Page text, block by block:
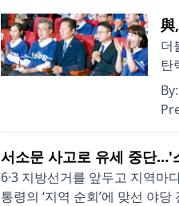
與
더
탄
By:
서소문 사고로 유세 중단…'
6·3 지방선거를 앞두고 지역마
통령의 ‘지역 순회’에 맞선 야